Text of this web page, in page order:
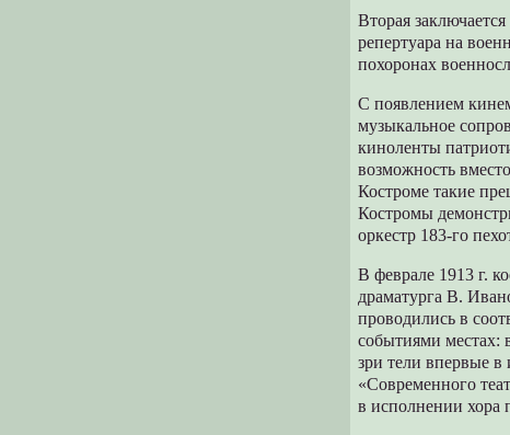
Вторая
репертуара на
похоронах
С появлением
музыкальное
киноленты
возможность
Костроме такие
Костромы
оркестр 183-го
В феврале 1913 г.
драматурга В.
проводились в
событиями местах:
зри тели впервые в
«Современного
в исполнении хора